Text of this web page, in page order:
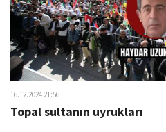
16.12.2024 21:56
Topal sultanın uyrukları